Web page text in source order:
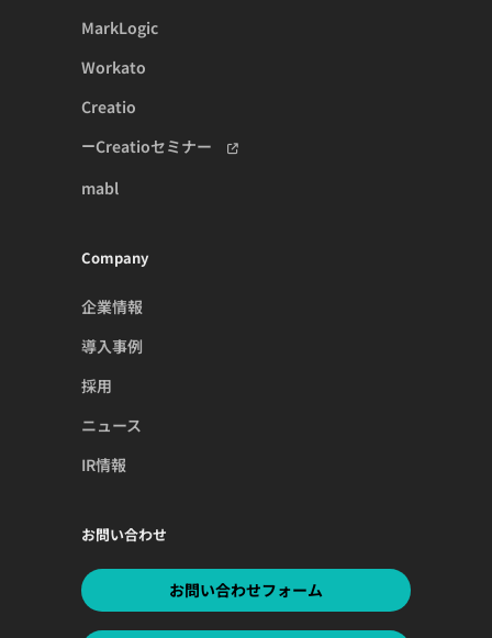
MarkLogic
Workato
Creatio
Creatioセミナー
mabl
Company
企業情報
導入事例
採用
ニュース
IR情報
お問い合わせ
お問い合わせフォーム